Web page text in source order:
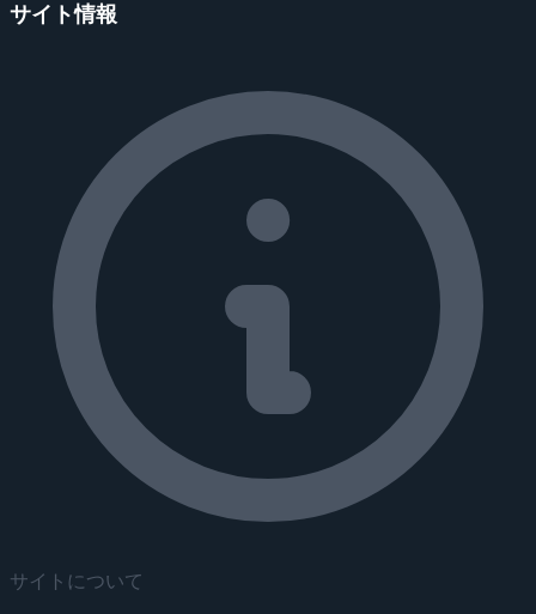
サイト情報
サイトについて